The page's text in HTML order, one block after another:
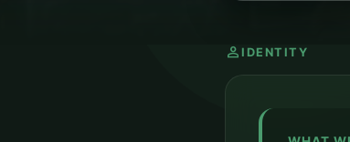
person IDENTITY